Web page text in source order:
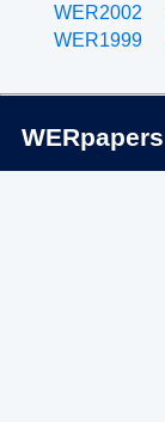
WER2002
WER1999
WERpapers